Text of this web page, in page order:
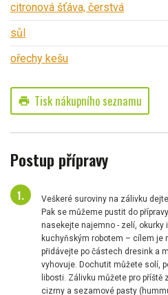
citronová šťáva, čerstvá
sůl
ořechy kešu
print Tisk nákupního seznamu
Postup přípravy
Veškeré suroviny na zálivku
Pak se můžeme pustit do
nasekejte najemno - zelí, okurky
kuchyňským robotem – cílem je
přidávejte po částech dresink a
vyhovuje. Dochutit můžete solí,
libosti. Zálivku můžete pro
cizrny a sezamové pasty